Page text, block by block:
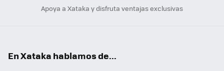
Apoya a Xataka y disfruta ventajas exclusivas
En Xataka hablamos de...